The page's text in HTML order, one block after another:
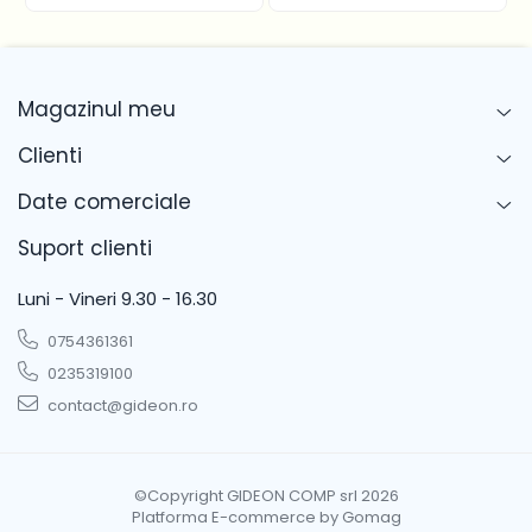
Magazinul meu
Clienti
Date comerciale
Suport clienti
Luni - Vineri 9.30 - 16.30
0754361361
0235319100
contact@gideon.ro
©Copyright GIDEON COMP srl 2026
Platforma E-commerce by Gomag